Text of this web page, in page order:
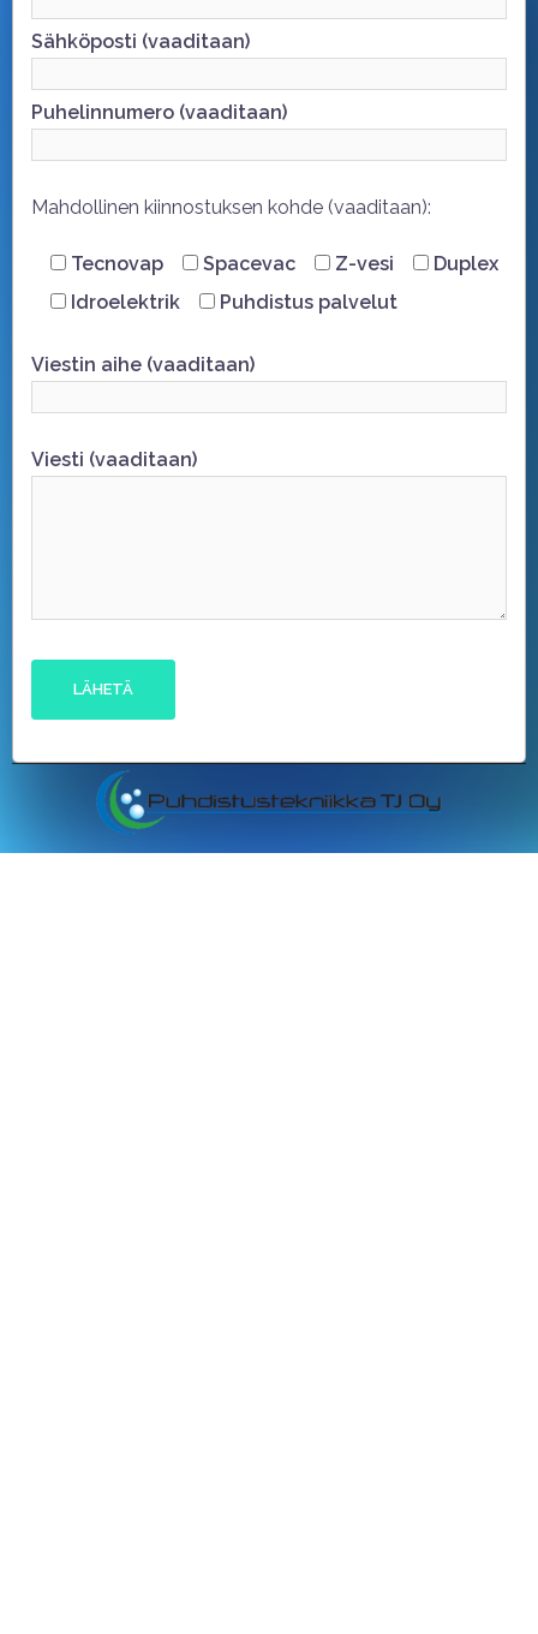
Sähköposti (vaaditaan)
Puhelinnumero (vaaditaan)
Mahdollinen kiinnostuksen kohde (vaaditaan):
Tecnovap Spacevac Z-vesi
Duplex
Idroelektrik
Puhdistus palvelut
Viestin aihe (vaaditaan)
Viesti (vaaditaan)